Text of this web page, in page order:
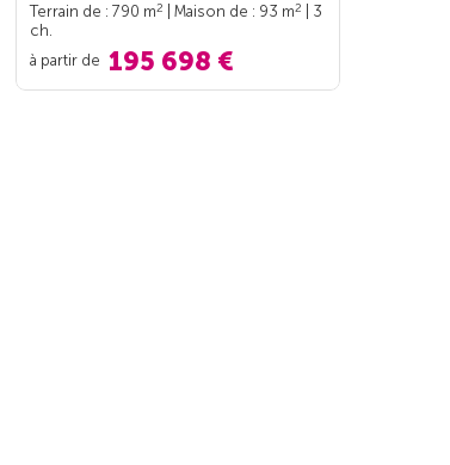
Terrain de : 790 m2 | Maison de : 93 m2
| 3
ch.
à partir de 195 698 €